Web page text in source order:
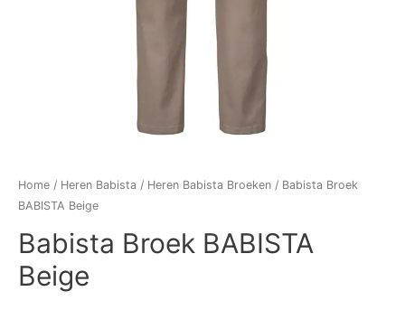
Home / Heren Babista / Heren Babista Broeken / Babista Broek
BABISTA Beige
Babista Broek BABISTA
Beige